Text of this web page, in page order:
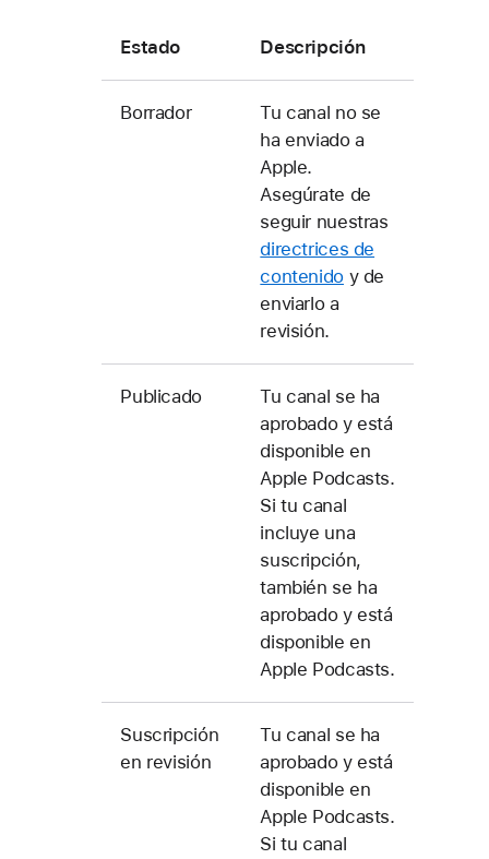
Estado Descripción
Borrador
Tu canal no se
ha enviado a
Apple.
Asegúrate de
seguir nuestras
directrices de
contenidoy de
enviarlo a
revisión.
Publicado
Tu canal se ha
aprobado y está
disponible en
Apple Podcasts.
Si tu canal
incluye una
suscripción,
también se ha
aprobado y está
disponible en
Apple Podcasts.
Suscripción
en revisión
Tu canal se ha
aprobado y está
disponible en
Apple Podcasts.
Si tu canal